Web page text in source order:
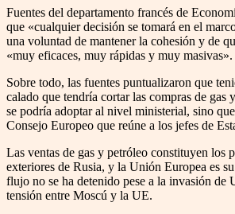
Fuentes del departamento francés de
que «cualquier decisión se tomará en el
una voluntad de mantener la cohesión y de
«muy eficaces, muy rápidas y muy masivas».
Sobre todo, las fuentes puntualizaron que
calado que tendría cortar las compras de gas
se podría adoptar al nivel ministerial, sino
Consejo Europeo que reúne a los jefes de
Las ventas de gas y petróleo constituyen los
exteriores de Rusia, y la Unión Europea es
flujo no se ha detenido pese a la invasión de
tensión entre Moscú y la UE.